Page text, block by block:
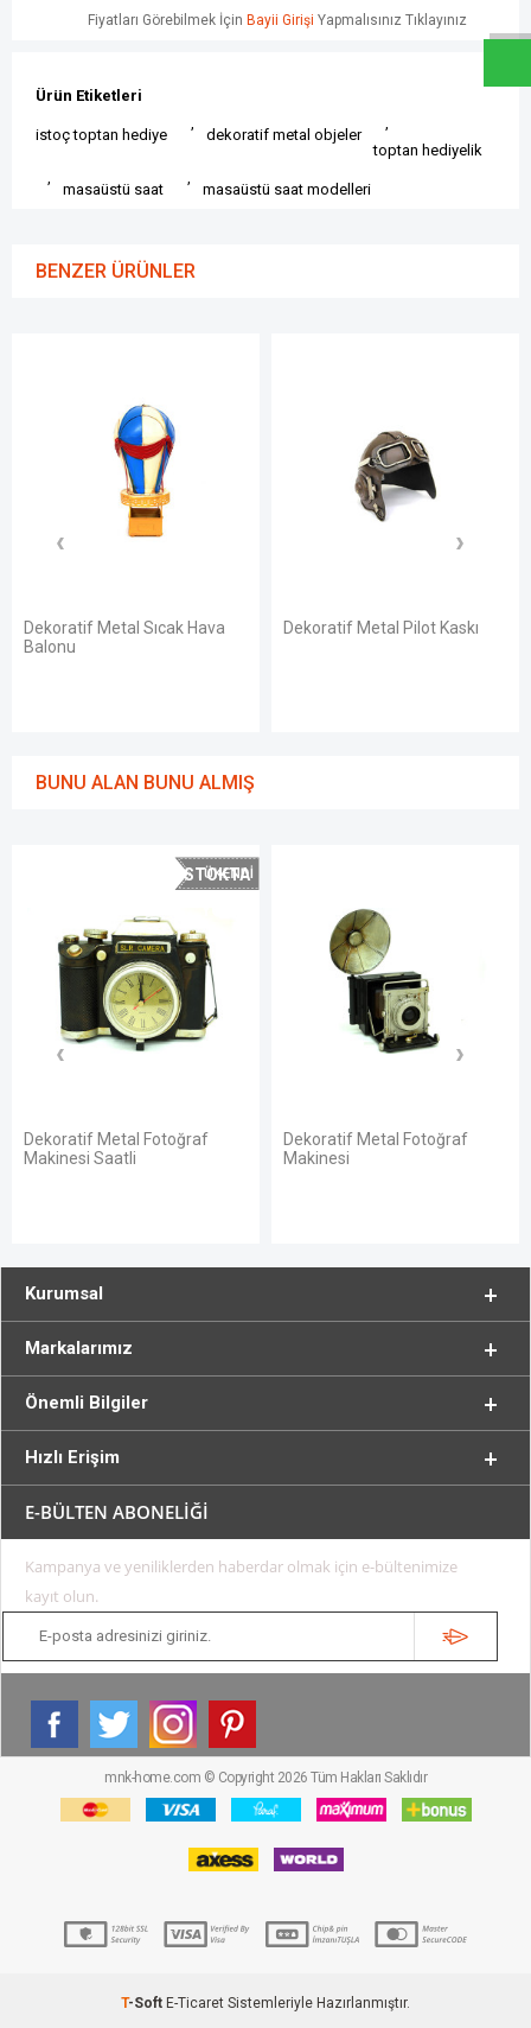
Fiyatları Görebilmek İçin Bayii Girişi Yapmalısınız Tıklayınız
Ürün Etiketleri
istoç toptan hediye
,
dekoratif metal objeler
,
toptan hediyelik
,
masaüstü saat
,
masaüstü saat modelleri
BENZER ÜRÜNLER
Dekoratif Metal Sıcak Hava
Balonu
Dekoratif Metal Pilot Kaskı
BUNU ALAN BUNU ALMIŞ
STOKTA
Dekoratif Metal Fotoğraf
Makinesi Saatli
Dekoratif Metal Fotoğraf
Makinesi
Kurumsal
Markalarımız
Önemli Bilgiler
Hızlı Erişim
E-BÜLTEN ABONELİĞİ
Kampanya ve yeniliklerden haberdar olmak için e-bültenimize
kayıt olun.
mnk-home.com © Copyright 2026 Tüm Hakları Saklıdır
T-Soft E-Ticaret Sistemleriyle Hazırlanmıştır.